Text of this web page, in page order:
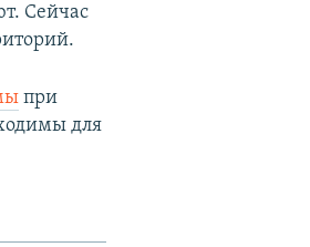
Сейчас
при
для